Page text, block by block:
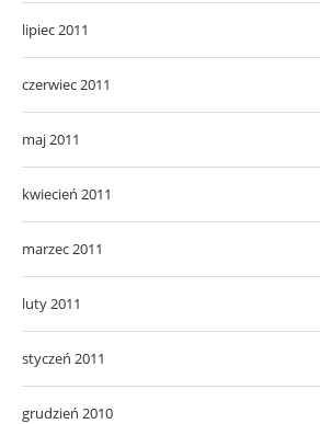
lipiec 2011
czerwiec 2011
maj 2011
kwiecień 2011
marzec 2011
luty 2011
styczeń 2011
grudzień 2010